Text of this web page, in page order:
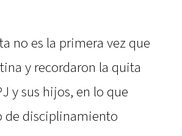
no es la primera vez que
y recordaron la quita
y sus hijos, en lo que
de disciplinamiento